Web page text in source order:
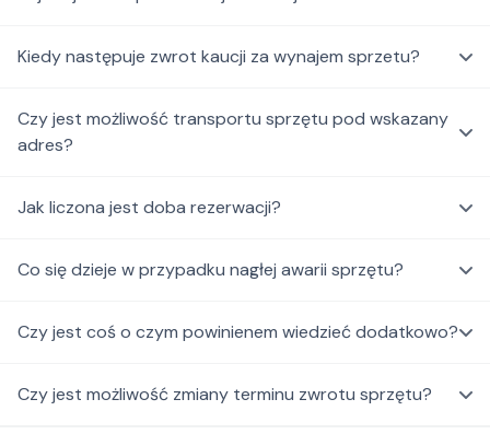
Kiedy następuje zwrot kaucji za wynajem sprzetu?
Czy jest możliwość transportu sprzętu pod wskazany
adres?
Jak liczona jest doba rezerwacji?
Co się dzieje w przypadku nagłej awarii sprzętu?
Czy jest coś o czym powinienem wiedzieć dodatkowo?
Czy jest możliwość zmiany terminu zwrotu sprzętu?